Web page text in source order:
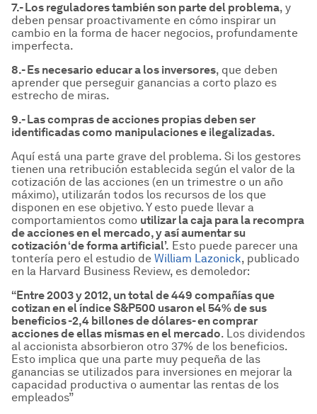
7.- Los reguladores también son parte del problema, y
deben pensar proactivamente en cómo inspirar un
cambio en la forma de hacer negocios, profundamente
imperfecta.
8.- Es necesario educar a los inversores, que deben
aprender que perseguir ganancias a corto plazo es
estrecho de miras.
9.- Las compras de acciones propias deben ser
identificadas como manipulaciones e ilegalizadas.
Aquí está una parte grave del problema. Si los gestores
tienen una retribución establecida según el valor de la
cotización de las acciones (en un trimestre o un año
máximo), utilizarán todos los recursos de los que
disponen en ese objetivo. Y esto puede llevar a
comportamientos como utilizar la caja para la recompra
de acciones en el mercado, y asíaumentar su
cotización‘de forma artificial’. Esto puede parecer una
tontería pero el estudio de William Lazonick, publicado
en la Harvard Business Review, es demoledor:
“Entre 2003 y 2012, un total de 449 compañías que
cotizan en elíndice S&P500 usaron el 54% de sus
beneficios -2,4 billones de dólares- en comprar
acciones de ellas mismas en el mercado. Los dividendos
al accionista absorbieron otro 37% de los beneficios.
Esto implica que una parte muy pequeña de las
ganancias se utilizados para inversiones en mejorar la
capacidad productiva o aumentar las rentas de los
empleados”